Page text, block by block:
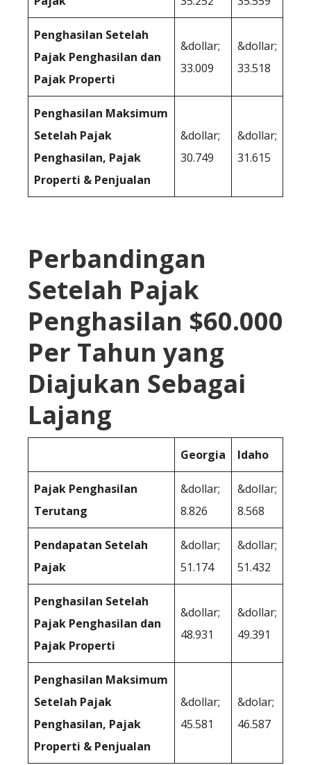
Penghasilan Setelah
Pajak Penghasilan dan
Pajak Properti
&dollar;
33.009
&dollar;
33.518
Penghasilan Maksimum
Setelah Pajak
Penghasilan, Pajak
Properti & Penjualan
&dollar;
30.749
&dollar;
31.615
Perbandingan
Setelah Pajak
Penghasilan $60.000
Per Tahun yang
Diajukan Sebagai
Lajang
Georgia Idaho
Pajak Penghasilan
Terutang
&dollar;
8.826
&dollar;
8.568
Pendapatan Setelah
Pajak
&dollar;
51.174
&dollar;
51.432
Penghasilan Setelah
Pajak Penghasilan dan
Pajak Properti
&dollar;
48.931
&dollar;
49.391
Penghasilan Maksimum
Setelah Pajak
Penghasilan, Pajak
Properti & Penjualan
&dollar;
45.581
&dolar;
46.587